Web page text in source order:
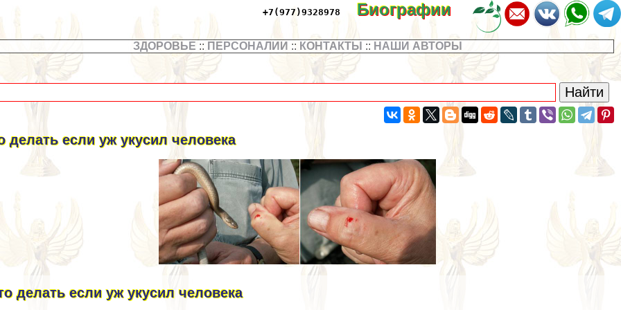
+7(977)9328978 Биографии
ЗДОРОВЬЕ :: ПЕРСОНАЛИИ :: КОНТАКТЫ :: НАШИ АВТОРЫ
делать если уж укусил человека
делать если уж укусил человека